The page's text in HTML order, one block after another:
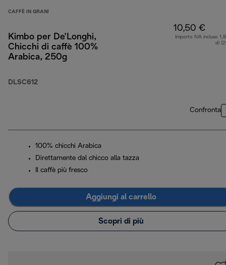
CAFFÈ IN GRANI
Kimbo per De’Longhi,
Chicchi di caffè 100%
Arabica, 250g
DLSC612
10,50 €
Importo IVA incluso
di
Confronta
100% chicchi Arabica
Direttamente dal chicco alla tazza
Il caffè più fresco
Aggiungi al carrello
Scopri di più